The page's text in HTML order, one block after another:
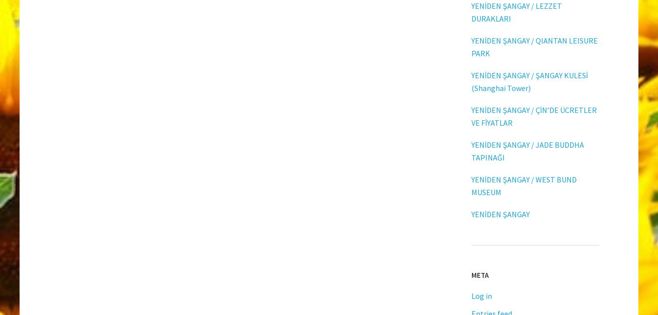
YENİDEN ŞANGAY / LEZZET
DURAKLARI
YENİDEN ŞANGAY / QIANTAN LEISURE
PARK
YENİDEN ŞANGAY / ŞANGAY KULESİ
(Shanghai Tower)
YENİDEN ŞANGAY / ÇİN’DE ÜCRETLER
VE FİYATLAR
YENİDEN ŞANGAY / JADE BUDDHA
TAPINAĞI
YENİDEN ŞANGAY / WEST BUND
MUSEUM
YENİDEN ŞANGAY
META
Log in